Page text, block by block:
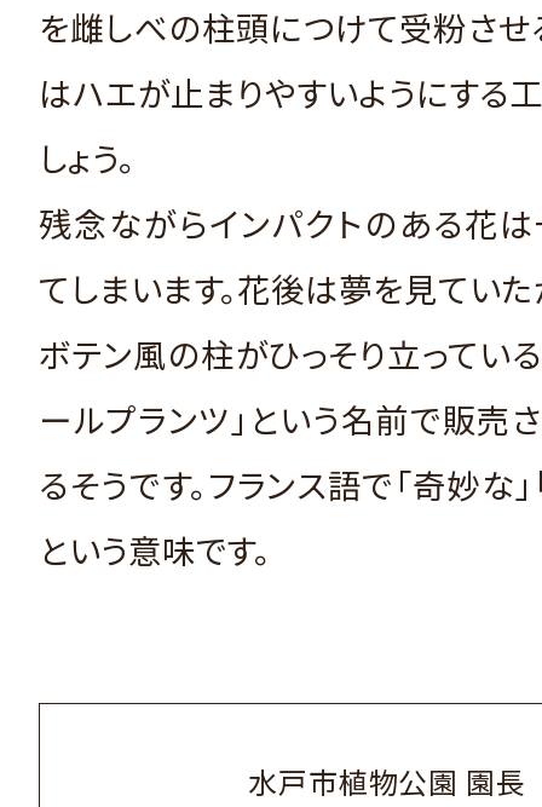
を雌しべの柱頭につけて受粉させ
はハエが止まりやすいようにする
しょう。
残念ながらインパクトのある花
てしまいます。花後は夢を見ていた
ボテン風の柱がひっそり立っている
ールプランツ」という名前で販売
るそうです。フランス語で「奇妙な
という意味です。
水戸市植物公園 園長